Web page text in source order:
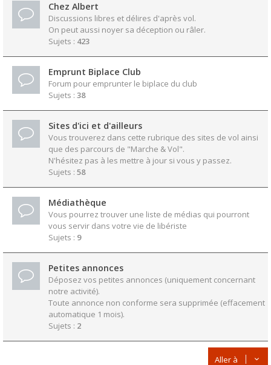
Chez Albert
Discussions libres et délires d'après vol.
On peut aussi noyer sa déception ou râler.
Sujets : 423
Emprunt Biplace Club
Forum pour emprunter le biplace du club
Sujets : 38
Sites d'ici et d'ailleurs
Vous trouverez dans cette rubrique des sites de vol ainsi
que des parcours de "Marche & Vol".
N'hésitez pas à les mettre à jour si vous y passez.
Sujets : 58
Médiathèque
Vous pourrez trouver une liste de médias qui pourront
vous servir dans votre vie de libériste
Sujets : 9
Petites annonces
Déposez vos petites annonces (uniquement concernant
notre activité).
Toute annonce non conforme sera supprimée (effacement
automatique 1 mois).
Sujets : 2
Aller à